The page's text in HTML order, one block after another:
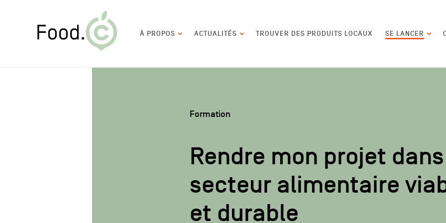
Navigation
À PROPOS ACTUALITÉS TROUVER DES PRODUITS LOCAUX SE LANCER
Formation
Rendre mon projet
secteur alimentaire
et durable